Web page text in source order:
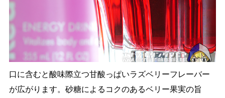
口に含むと酸味際立つ甘酸っぱいラズベリーフレーバー
が広がります。砂糖によるコクのあるベリー果実の旨